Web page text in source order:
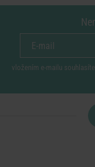
vložením e-mailu